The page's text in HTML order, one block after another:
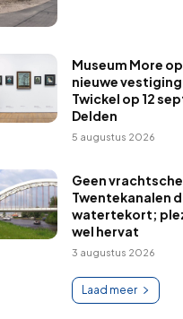
Museum More
nieuwe
Twickel op 12
Delden
5 augustus 2026
Geen
Twentekanalen
watertekort;
wel hervat
3 augustus 2026
Laad meer